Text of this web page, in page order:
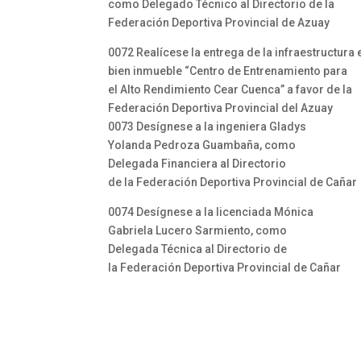
como Delegado Técnico al Directorio de la
Federación Deportiva Provincial de Azuay
0072 Realícese la entrega de la infraestructura
bien inmueble “Centro de Entrenamiento para
el Alto Rendimiento Cear Cuenca” a favor de la
Federación Deportiva Provincial del Azuay
0073 Desígnese a la ingeniera Gladys
Yolanda Pedroza Guambaña, como
Delegada Financiera al Directorio
de la Federación Deportiva Provincial de Cañar
0074 Desígnese a la licenciada Mónica
Gabriela Lucero Sarmiento, como
Delegada Técnica al Directorio de
la Federación Deportiva Provincial de Cañar